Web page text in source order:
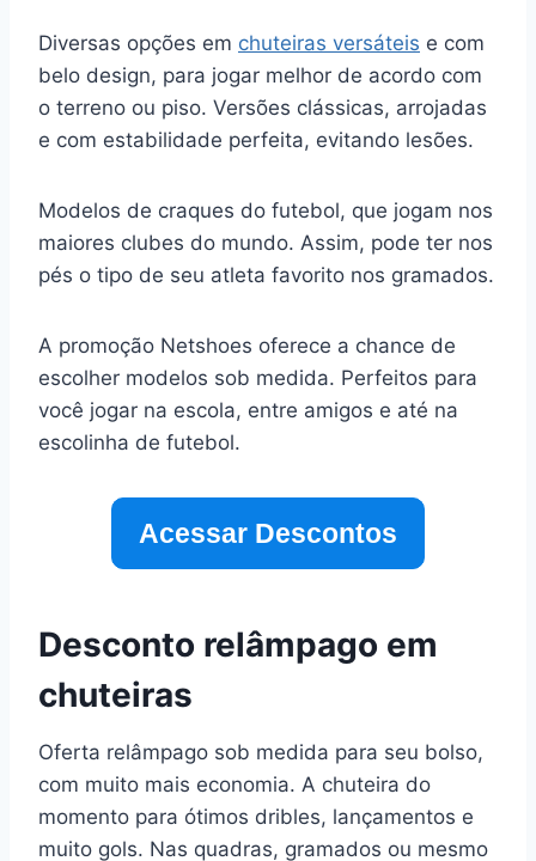
Diversas opções em chuteiras versáteis e com
belo design, para jogar melhor de acordo com
o terreno ou piso. Versões clássicas, arrojadas
e com estabilidade perfeita, evitando lesões.
Modelos de craques do futebol, que jogam nos
maiores clubes do mundo. Assim, pode ter nos
pés o tipo de seu atleta favorito nos gramados.
A promoção Netshoes oferece a chance de
escolher modelos sob medida. Perfeitos para
você jogar na escola, entre amigos e até na
escolinha de futebol.
Acessar Descontos
Desconto relâmpago em
chuteiras
Oferta relâmpago sob medida para seu bolso,
com muito mais economia. A chuteira do
momento para ótimos dribles, lançamentos e
muito gols. Nas quadras, gramados ou mesmo